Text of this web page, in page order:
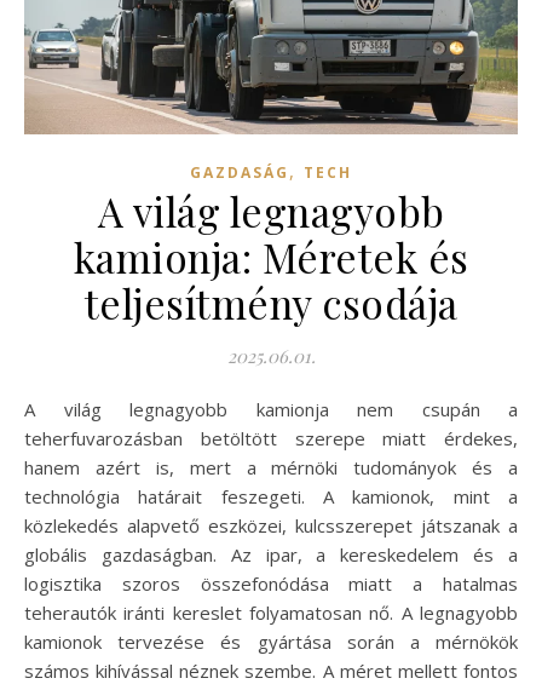
GAZDASÁG , TECH
A világ legnagyobb
kamionja: Méretek és
teljesítmény csodája
2025.06.01.
A világ legnagyobb kamionja nem csupán a
teherfuvarozásban betöltött szerepe miatt érdekes,
hanem azért is, mert a mérnöki tudományok és a
technológia határait feszegeti. A kamionok, mint a
közlekedés alapvető eszközei, kulcsszerepet játszanak a
globális gazdaságban. Az ipar, a kereskedelem és a
logisztika szoros összefonódása miatt a hatalmas
teherautók iránti kereslet folyamatosan nő. A legnagyobb
kamionok tervezése és gyártása során a mérnökök
számos kihívással néznek szembe. A méret mellett fontos